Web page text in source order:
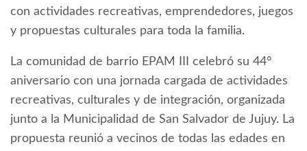
con actividades recreativas, emprendedores, juegos
y propuestas culturales para toda la familia.
La comunidad de barrio EPAM III celebró su 44°
aniversario con una jornada cargada de actividades
recreativas, culturales y de integración, organizada
junto a la Municipalidad de San Salvador de Jujuy. La
propuesta reunió a vecinos de todas las edades en